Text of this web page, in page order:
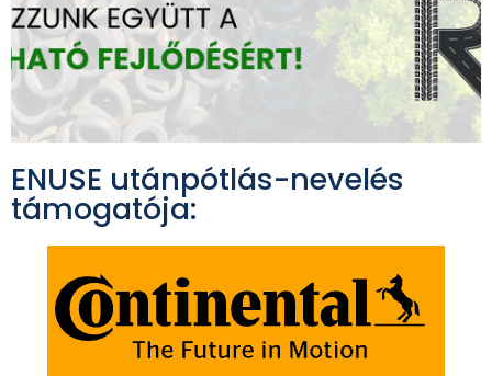
ENUSE utánpótlás-nevelés
támogatója: